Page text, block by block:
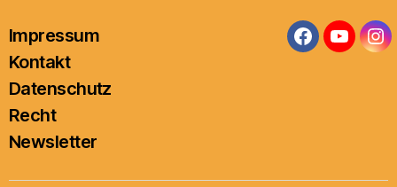
Impressum
Kontakt
Datenschutz
Recht
Newsletter
Facebook